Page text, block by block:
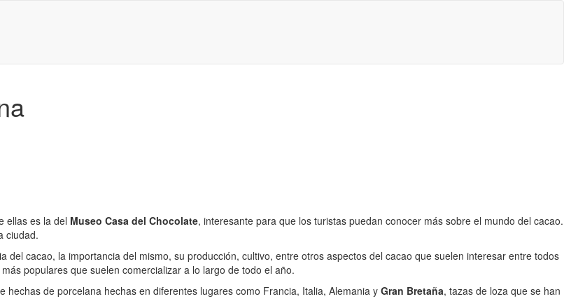
ellas es la del Museo Casa del Chocolate, interesante para que los turistas puedan conocer más sobre el mundo del cacao.
ciudad.
cacao, la importancia del mismo, su producción, cultivo, entre otros aspectos del cacao que suelen interesar entre todos
populares que suelen comercializar a lo largo de todo el año.
de porcelana hechas en diferentes lugares como Francia, Italia, Alemania y Gran Bretaña, tazas de loza que se han